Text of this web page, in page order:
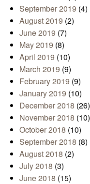
September 2019 (4)
August 2019 (2)
June 2019 (7)
May 2019 (8)
April 2019 (10)
March 2019 (9)
February 2019 (9)
January 2019 (10)
December 2018 (26)
November 2018 (10)
October 2018 (10)
September 2018 (8)
August 2018 (2)
July 2018 (3)
June 2018 (15)